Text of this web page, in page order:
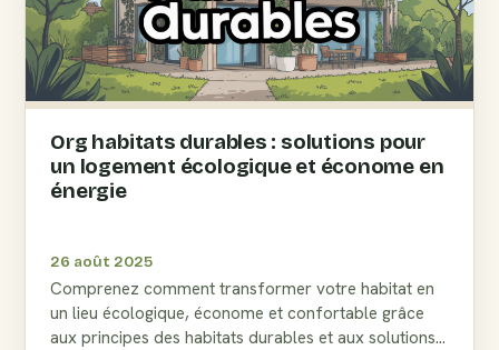
Org habitats durables : solutions pour
un logement écologique et économe en
énergie
26 août 2025
Comprenez comment transformer votre habitat en
un lieu écologique, économe et confortable grâce
aux principes des habitats durables et aux solutions